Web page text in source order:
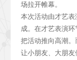
场拉开帷幕。
本次活动由才艺
成。在才艺表演环
把活动推向高潮。
让小朋友、大朋